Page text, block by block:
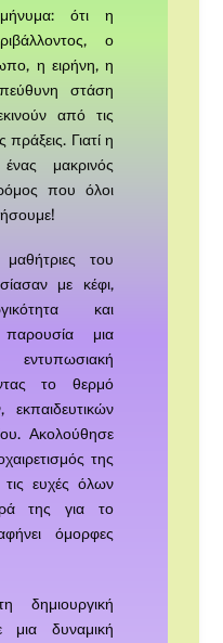
ότι η
ο
η ειρήνη, η
στάση
από τις
πράξεις. Γιατί η
μακρινός
που όλοι
του
με κέφι,
και
παρουσία μια
το θερμό
εκπαιδευτικών
Ακολούθησε
της
ευχές όλων
της για το
όμορφες
μια δυναμική